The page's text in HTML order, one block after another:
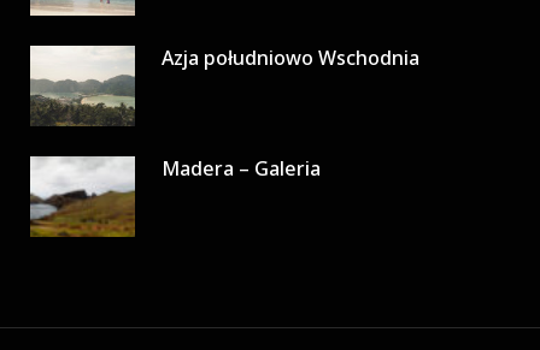
Azja południowo Wschodnia
Madera – Galeria